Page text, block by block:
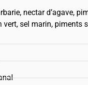
nectar d’agave,
vert, sel marin, piments